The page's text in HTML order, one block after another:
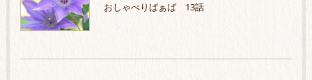
おしゃべりばぁば 13話